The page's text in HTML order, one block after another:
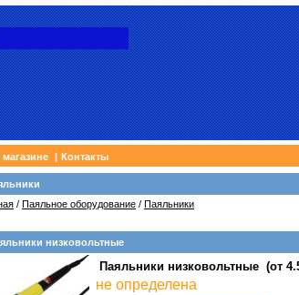
| Контакты
/ Паяльное оборудование / Паяльники
низковольтные
Паяльники низковольтные (от
не определена